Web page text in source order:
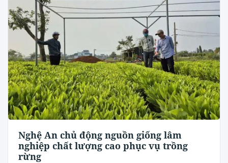
Nghệ An chủ động nguồn giống lâm
nghiệp chất lượng cao phục vụ trồng
rừng